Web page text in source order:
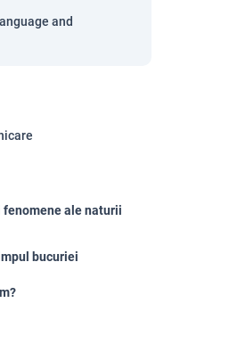
and
ale naturii
bucuriei